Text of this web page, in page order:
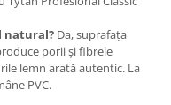
natural? Da, suprafața
porii și fibrele
lemn arată autentic. La
PVC.